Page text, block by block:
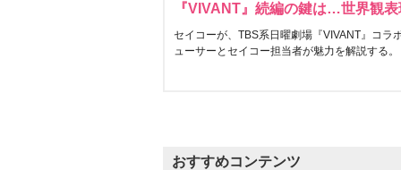
『VIVANT』続編の鍵は…世界観
セイコーが、TBS系日曜劇場『VIVANT』コラ
ューサーとセイコー担当者が魅力を解説する。
おすすめコンテンツ